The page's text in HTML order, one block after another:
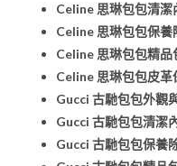
Celine 思琳包包清潔
Celine 思琳包包保養
Celine 思琳包包精品
Celine 思琳包包皮革
Gucci 古馳包包外觀
Gucci 古馳包包清潔
Gucci 古馳包包保養